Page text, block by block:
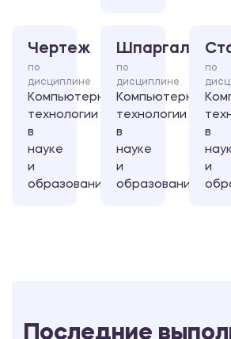
Чертеж
по
дисциплине
Компьютерные
технологии
в
науке
и
образовании
Шпаргалка
по
дисциплине
Компьютерные
технологии
в
науке
и
образовании
по
в
и
Последние